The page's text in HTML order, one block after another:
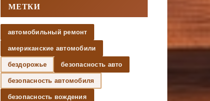
МЕТКИ
автомобильный ремонт
американские автомобили
бездорожье безопасность авто
безопасность автомобиля
безопасность вождения